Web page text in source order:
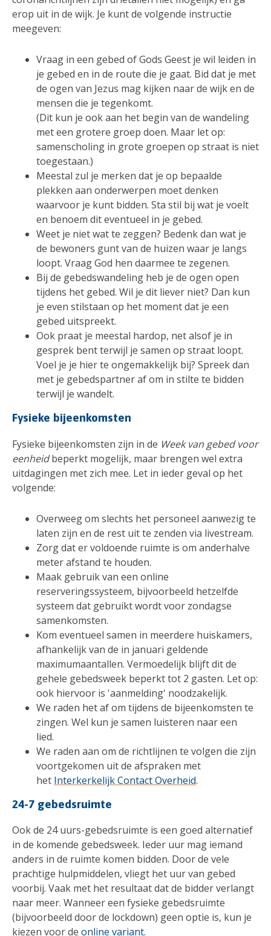
erop uit in de wijk. Je kunt de volgende instructie
meegeven:
Vraag in een gebed of Gods Geest je wil leiden in
je gebed en in de route die je gaat. Bid dat je met
de ogen van Jezus mag kijken naar de wijk en de
mensen die je tegenkomt.
(Dit kun je ook aan het begin van de wandeling
met een grotere groep doen. Maar let op:
samenscholing in grote groepen op straat is niet
toegestaan.)
Meestal zul je merken dat je op bepaalde
plekken aan onderwerpen moet denken
waarvoor je kunt bidden. Sta stil bij wat je voelt
en benoem dit eventueel in je gebed.
Weet je niet wat te zeggen? Bedenk dan wat je
de bewoners gunt van de huizen waar je langs
loopt. Vraag God hen daarmee te zegenen.
Bij de gebedswandeling heb je de ogen open
tijdens het gebed. Wil je dit liever niet? Dan kun
je even stilstaan op het moment dat je een
gebed uitspreekt.
Ook praat je meestal hardop, net alsof je in
gesprek bent terwijl je samen op straat loopt.
Voel je je hier te ongemakkelijk bij? Spreek dan
met je gebedspartner af om in stilte te bidden
terwijl je wandelt.
Fysieke bijeenkomsten
Fysieke bijeenkomsten zijn in de Week van gebed voor
eenheidbeperkt mogelijk, maar brengen wel extra
uitdagingen met zich mee. Let in ieder geval op het
volgende:
Overweeg om slechts het personeel aanwezig te
laten zijn en de rest uit te zenden via livestream.
Zorg dat er voldoende ruimte is om anderhalve
meter afstand te houden.
Maak gebruik van een online
reserveringssysteem, bijvoorbeeld hetzelfde
systeem dat gebruikt wordt voor zondagse
samenkomsten.
Kom eventueel samen in meerdere huiskamers,
afhankelijk van de in januari geldende
maximumaantallen. Vermoedelijk blijft dit de
gehele gebedsweek beperkt tot 2 gasten. Let op:
ook hiervoor is 'aanmelding' noodzakelijk.
We raden het af om tijdens de bijeenkomsten te
zingen. Wel kun je samen luisteren naar een
lied.
We raden aan om de richtlijnen te volgen die zijn
voortgekomen uit de afspraken met
het Interkerkelijk Contact Overheid.
24-7 gebedsruimte
Ook de 24 uurs-gebedsruimte is een goed alternatief
in de komende gebedsweek. Ieder uur mag iemand
anders in de ruimte komen bidden. Door de vele
prachtige hulpmiddelen, vliegt het uur van gebed
voorbij. Vaak met het resultaat dat de bidder verlangt
naar meer. Wanneer een fysieke gebedsruimte
(bijvoorbeeld door de lockdown) geen optie is, kun je
kiezen voor de online variant.